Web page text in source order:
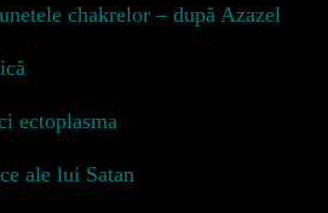
chakrelor – după Azazel
ectoplasma
ale lui Satan